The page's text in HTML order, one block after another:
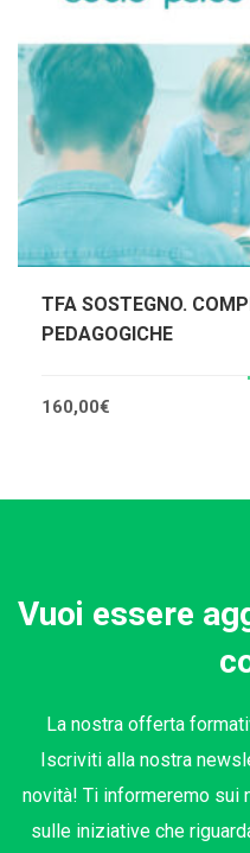
TFA SOSTEGNO.
PEDAGOGICHE
160,00€
Vuoi essere
La nostra offerta
Iscriviti alla nostra
novità! Ti informeremo sui
sulle iniziative che